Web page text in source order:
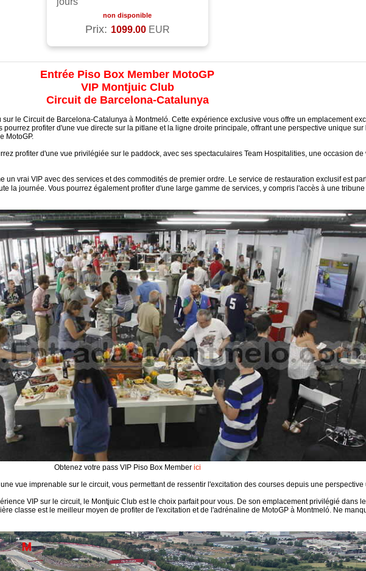
non disponible
Prix: 1099.00 EUR
Entrée Piso Box Member MotoGP
VIP Montjuic Club
Circuit de Barcelona-Catalunya
le Circuit de Barcelona-Catalunya à Montmeló. Cette expérience exclusive vous offre un emplacement
profiter d'une vue directe sur la pitlane et la ligne droite principale, offrant une perspective unique
MotoGP.
profiter d'une vue privilégiée sur le paddock, avec ses spectaculaires Team Hospitalities, une occasion
vrai VIP avec des services et des commodités de premier ordre. Le service de restauration exclusif est
la journée. Vous pourrez également profiter d'une large gamme de services, y compris l'accès à une
Obtenez votre pass VIP Piso Box Member ici
vue imprenable sur le circuit, vous permettant de ressentir l'excitation des courses depuis une
VIP sur le circuit, le Montjuic Club est le choix parfait pour vous. De son emplacement privilégié dans
classe est le meilleur moyen de profiter de l'excitation et de l'adrénaline de MotoGP à Montmeló. Ne